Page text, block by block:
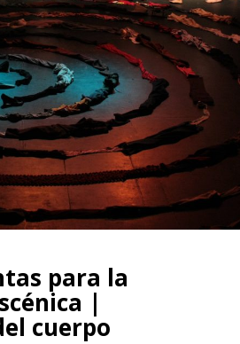
para la
|
cuerpo